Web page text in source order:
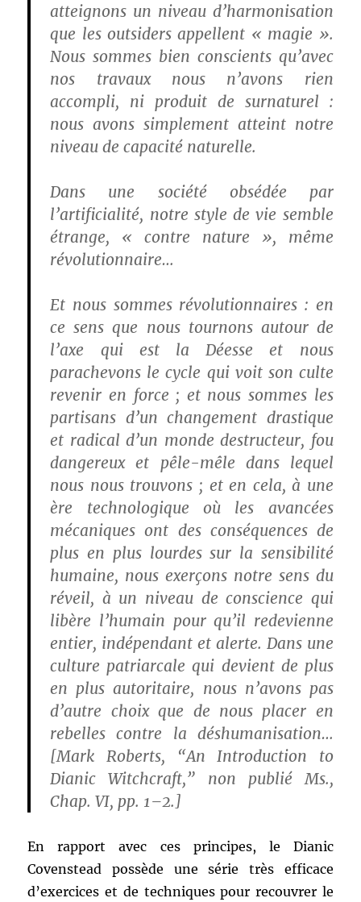
atteignons un niveau d’harmonisation
que les outsiders appellent « magie ».
Nous sommes bien conscients qu’avec
nos travaux nous n’avons rien
accompli, ni produit de surnaturel :
nous avons simplement atteint notre
niveau de capacité naturelle.
Dans une société obsédée par
l’artificialité, notre style de vie semble
étrange, « contre nature », même
révolutionnaire…
Et nous sommes révolutionnaires : en
ce sens que nous tournons autour de
l’axe qui est la Déesse et nous
parachevons le cycle qui voit son culte
revenir en force ; et nous sommes les
partisans d’un changement drastique
et radical d’un monde destructeur, fou
dangereux et pêle-mêle dans lequel
nous nous trouvons ; et en cela, à une
ère technologique où les avancées
mécaniques ont des conséquences de
plus en plus lourdes sur la sensibilité
humaine, nous exerçons notre sens du
réveil, à un niveau de conscience qui
libère l’humain pour qu’il redevienne
entier, indépendant et alerte. Dans une
culture patriarcale qui devient de plus
en plus autoritaire, nous n’avons pas
d’autre choix que de nous placer en
rebelles contre la déshumanisation…
[Mark Roberts, “An Introduction to
Dianic Witchcraft,” non publié Ms.,
Chap. VI, pp. 1–2.]
En rapport avec ces principes, le Dianic
Covenstead possède une série très efficace
d’exercices et de techniques pour recouvrer le